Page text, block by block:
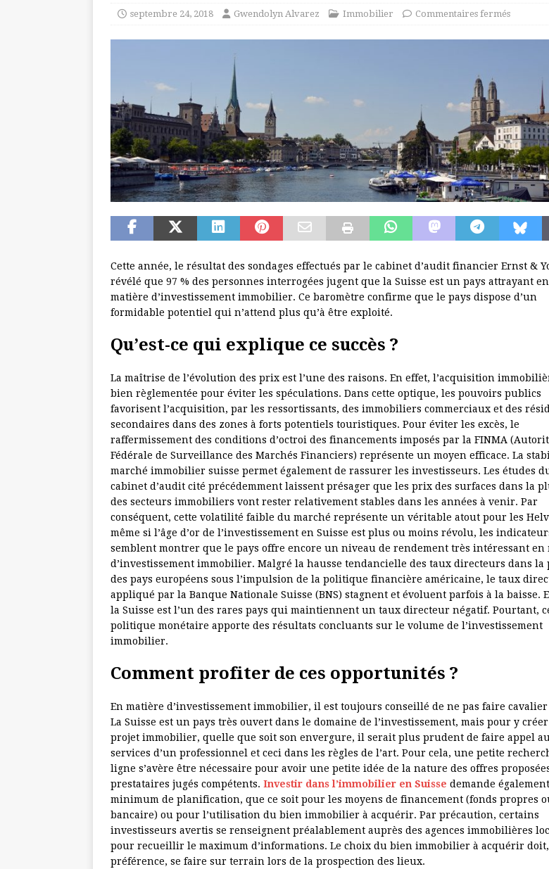
septembre 24, 2018 Gwendolyn Alvarez Immobilier Commentaires fermés
Cette année, le résultat des sondages effectués par le cabinet d’audit financier Ernst &
révélé que 97 % des personnes interrogées jugent que la Suisse est un pays attrayant en
matière d’investissement immobilier. Ce baromètre confirme que le pays dispose d’un
formidable potentiel qui n’attend plus qu’à être exploité.
Qu’est-ce qui explique ce succès ?
La maîtrise de l’évolution des prix est l’une des raisons. En effet, l’acquisition
bien règlementée pour éviter les spéculations. Dans cette optique, les pouvoirs publics
favorisent l’acquisition, par les ressortissants, des immobiliers commerciaux et des
secondaires dans des zones à forts potentiels touristiques. Pour éviter les excès, le
raffermissement des conditions d’octroi des financements imposés par la FINMA
Fédérale de Surveillance des Marchés Financiers) représente un moyen efficace. La
marché immobilier suisse permet également de rassurer les investisseurs. Les études
cabinet d’audit cité précédemment laissent présager que les prix des surfaces dans la
des secteurs immobiliers vont rester relativement stables dans les années à venir. Par
conséquent, cette volatilité faible du marché représente un véritable atout pour les
même si l’âge d’or de l’investissement en Suisse est plus ou moins révolu, les
semblent montrer que le pays offre encore un niveau de rendement très intéressant en
d’investissement immobilier. Malgré la hausse tendancielle des taux directeurs dans la
des pays européens sous l’impulsion de la politique financière américaine, le taux
appliqué par la Banque Nationale Suisse (BNS) stagnent et évoluent parfois à la baisse.
la Suisse est l’un des rares pays qui maintiennent un taux directeur négatif. Pourtant,
politique monétaire apporte des résultats concluants sur le volume de l’investissement
immobilier.
Comment profiter de ces opportunités ?
En matière d’investissement immobilier, il est toujours conseillé de ne pas faire
La Suisse est un pays très ouvert dans le domaine de l’investissement, mais pour y
projet immobilier, quelle que soit son envergure, il serait plus prudent de faire appel
services d’un professionnel et ceci dans les règles de l’art. Pour cela, une petite
ligne s’avère être nécessaire pour avoir une petite idée de la nature des offres
prestataires jugés compétents. Investir dans l’immobilier en Suisse demande
minimum de planification, que ce soit pour les moyens de financement (fonds propres
bancaire) ou pour l’utilisation du bien immobilier à acquérir. Par précaution, certains
investisseurs avertis se renseignent préalablement auprès des agences immobilières
pour recueillir le maximum d’informations. Le choix du bien immobilier à acquérir
préférence, se faire sur terrain lors de la prospection des lieux.